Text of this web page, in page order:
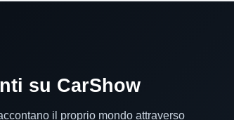
su CarShow
il proprio mondo attraverso